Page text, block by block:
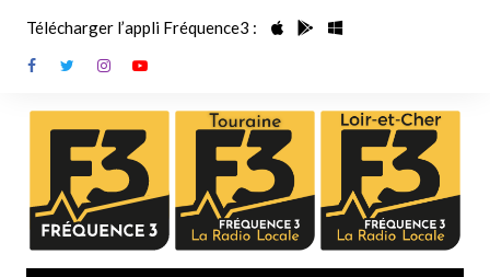
contenu
Télécharger l’appli Fréquence3 :